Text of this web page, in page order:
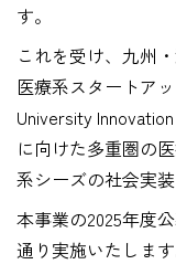
す。
これを受け、九州
医療系スタートア
University
に向けた多重圏の
系シーズの社会実
本事業の2025年度
通り実施いたしま